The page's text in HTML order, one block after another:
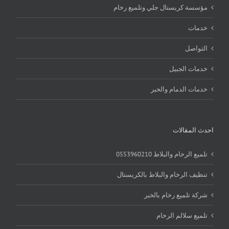
مؤسسة كريستال جلي وتلميع رخام
خدمات
التواصل
خدمات الجبيل
خدمات الدمام والخبر
احدث المقالات
تلميع الرخام والبلاط 0553960210
تنظيف الرخام والبلاط بالكريستال
شركة تلميع رخام بالخبر
تلميع سلالم الرخام